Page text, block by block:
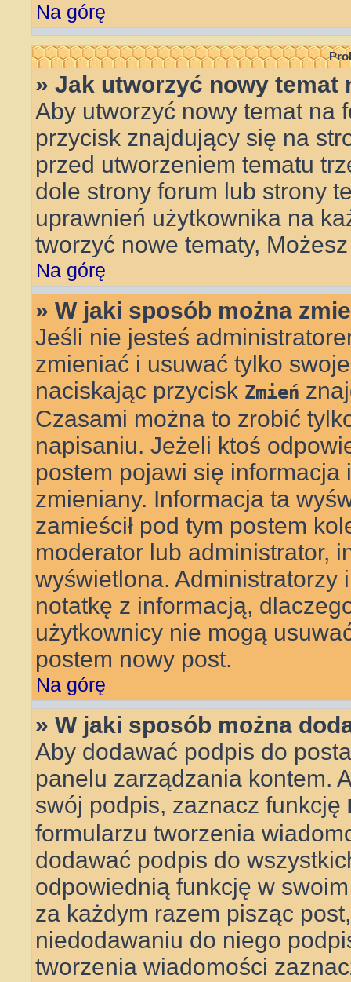
Na górę
» Jak utworzyć nowy temat
Aby utworzyć nowy temat na
przycisk znajdujący się na
przed utworzeniem tematu
dole strony forum lub strony
uprawnień użytkownika na
tworzyć nowe tematy,
Na górę
» W jaki sposób można
Jeśli nie jesteś
zmieniać i usuwać tylko
naciskając przycisk Zmień
Czasami można to zrobić
napisaniu. Jeżeli ktoś
postem pojawi się informacja
zmieniany. Informacja ta
zamieścił pod tym postem
moderator lub administrator,
wyświetlona. Administratorzy
notatkę z informacją,
użytkownicy nie mogą
postem nowy post.
Na górę
» W jaki sposób można
Aby dodawać podpis do
panelu zarządzania kontem.
swój podpis, zaznacz funkcję
formularzu tworzenia
dodawać podpis do
odpowiednią funkcję w
za każdym razem pisząc
niedodawaniu do niego
tworzenia wiadomości